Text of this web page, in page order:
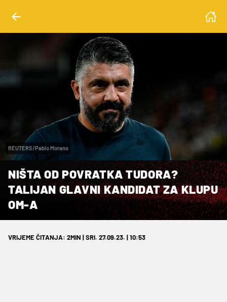
REUTERS/Pablo Morano
NIŠTA OD POVRATKA TUDORA?
TALIJAN GLAVNI KANDIDAT ZA KLUPU
OM-A
VRIJEME ČITANJA: 2MIN | SRI. 27.09.23. | 10:53